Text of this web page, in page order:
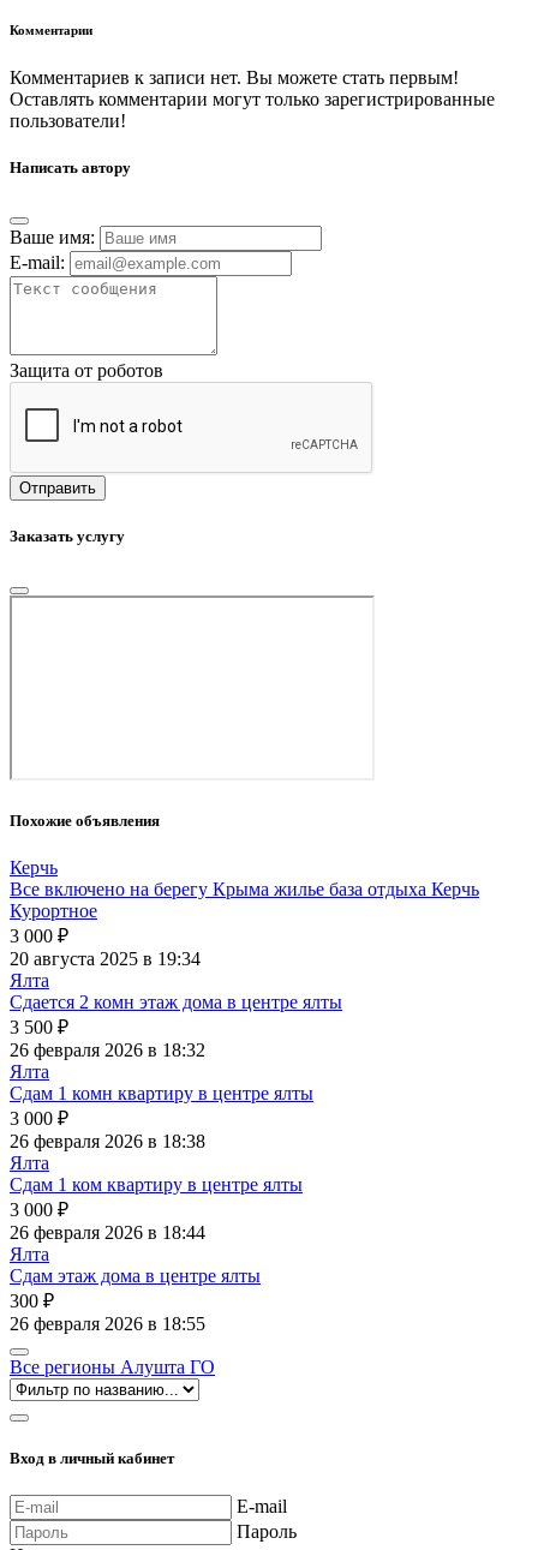
Комментарии
Комментариев к записи нет. Вы можете стать первым!
Оставлять комментарии могут только зарегистрированные
пользователи!
Написать автору
Ваше имя:
E-mail:
Защита от роботов
Отправить
Заказать услугу
Похожие объявления
Керчь
Все включено на берегу Крыма жилье база отдыха Керчь
Курортное
3 000 ₽
20 августа 2025 в 19:34
Ялта
Сдается 2 комн этаж дома в центре ялты
3 500 ₽
26 февраля 2026 в 18:32
Ялта
Сдам 1 комн квартиру в центре ялты
3 000 ₽
26 февраля 2026 в 18:38
Ялта
Сдам 1 ком квартиру в центре ялты
3 000 ₽
26 февраля 2026 в 18:44
Ялта
Сдам этаж дома в центре ялты
300 ₽
26 февраля 2026 в 18:55
Все регионы Алушта ГО
Вход в личный кабинет
E-mail
Пароль